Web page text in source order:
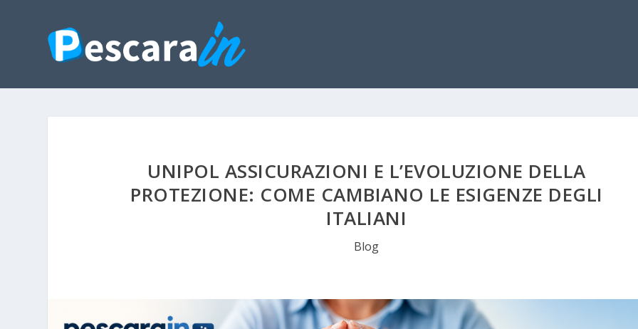
UNIPOL ASSICURAZIONI E L’EVOLUZIONE DELLA
PROTEZIONE: COME CAMBIANO LE ESIGENZE DEGLI
ITALIANI
Blog